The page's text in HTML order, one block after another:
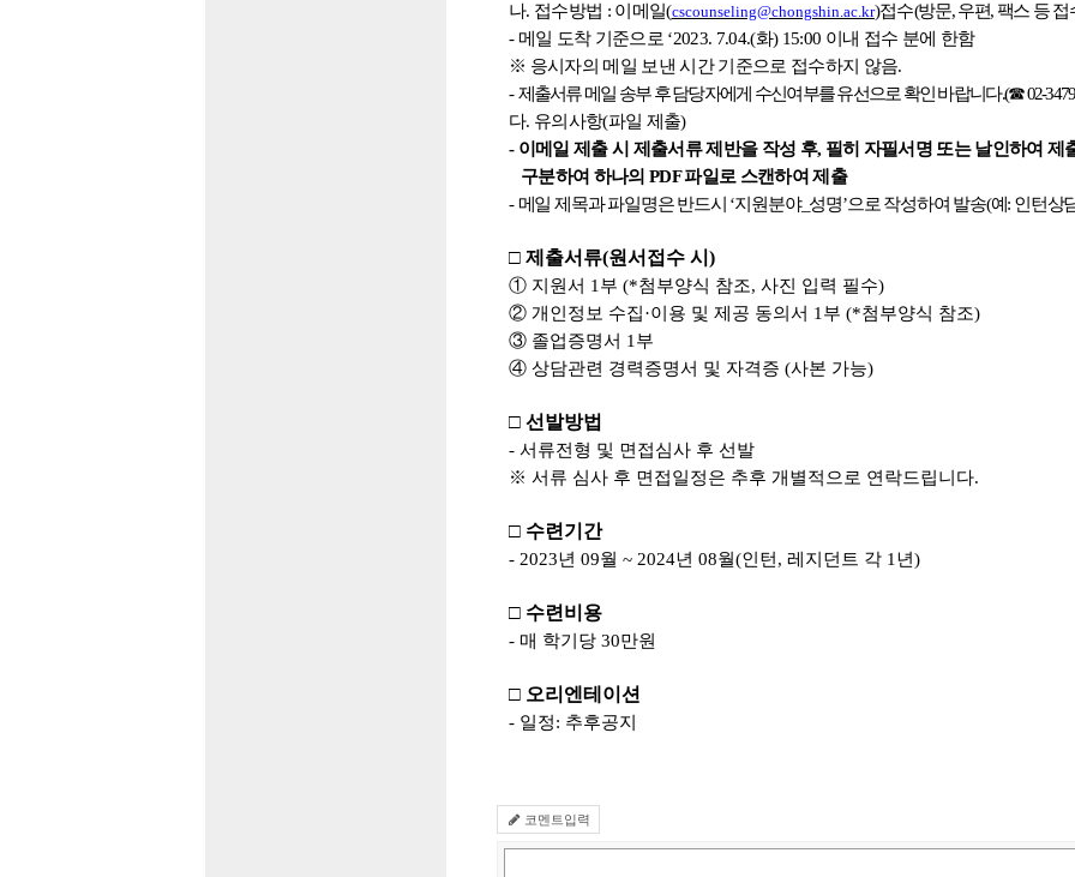
나. 접수방법 : 이메일(cscounseling@chongshin.ac.kr)접수(방문,우편,팩스 등 접
-메일 도착 기준으로 ‘2023. 7.04.(화) 15:00 이내 접수 분에 한함
※ 응시자의 메일 보낸 시간 기준으로 접수하지 않음.
-제출서류 메일 송부 후 담당자에게 수신여부를 유선으로 확인 바랍니다.(☎02-
다. 유의사항(파일 제출)
- 이메일 제출 시 제출서류 제반을 작성 후, 필히 자필서명 또는 날인하여 제
구분하여 하나의 PDF파일로 스캔하여 제출
-메일 제목과 파일명은 반드시 ‘지원분야_ 성명’으로 작성하여 발송(예 : 인턴상
□ 제출서류(원서접수 시 )
① 지원서 1 부 (*첨부양식 참조, 사진 입력 필수)
② 개인정보 수집·이용 및 제공 동의서 1 부 (*첨부양식 참조)
③ 졸업증명서 1 부
④ 상담관련 경력증명서 및 자격증 (사본 가능)
□ 선발방법
- 서류전형 및 면접심사 후 선발
※ 서류 심사 후 면접일정은 추후 개별적으로 연락드립니다.
□ 수련기간
- 2023년 09월 ~ 2024년 08월(인턴 , 레지던트 각 1 년)
□ 수련비용
- 매 학기당 30만원
□ 오리엔테이션
- 일정: 추후공지
코멘트입력